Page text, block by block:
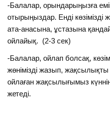
-Балалар, орындарыңызға
отырыңыздар. Енді көзімізді
ата-анасына, ұстазына
ойлайық. (2-3 сек)
-Балалар, ойлап болсақ,
жөнімізді жазып,
ойлаған жақсылығымыз
жетеді.